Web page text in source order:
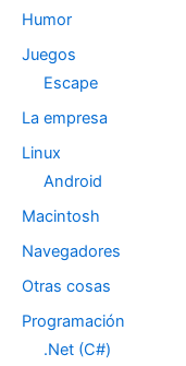
Humor
Juegos
Escape
La empresa
Linux
Android
Macintosh
Navegadores
Otras cosas
Programación
.Net (C#)